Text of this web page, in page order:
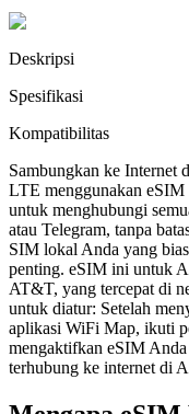
Deskripsi
Spesifikasi
Kompatibilitas
Sambungkan ke Internet
LTE menggunakan
untuk menghubungi
atau Telegram, tanpa
SIM lokal Anda yang
penting. eSIM ini untuk
AT&T, yang tercepat di
untuk diatur: Setelah
aplikasi WiFi Map, ikuti
mengaktifkan eSIM
terhubung ke internet di